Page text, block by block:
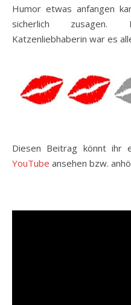
Humor etwas anfangen
sicherlich zusagen.
Katzenliebhaberin war es
Diesen Beitrag könnt ihr
YouTube ansehen bzw.